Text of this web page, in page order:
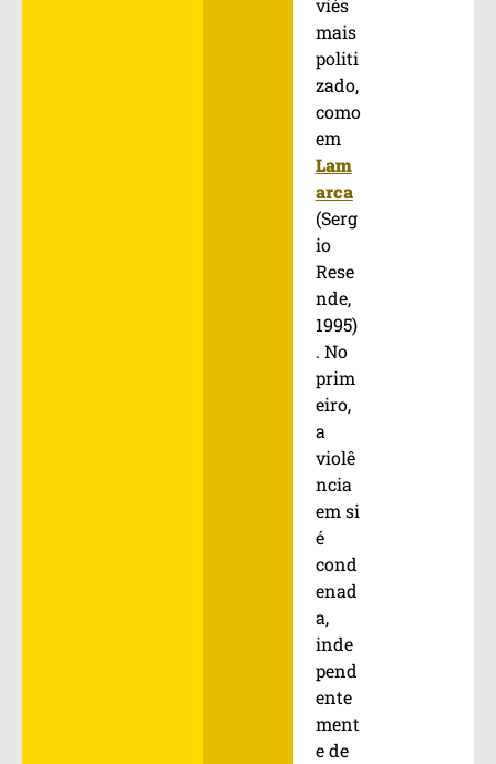
viés
mais
politi
zado,
como
em
Lam
arca
(Serg
io
Rese
nde,
1995)
. No
prim
eiro,
a
violê
ncia
em si
é
cond
enad
a,
inde
pend
ente
ment
e de